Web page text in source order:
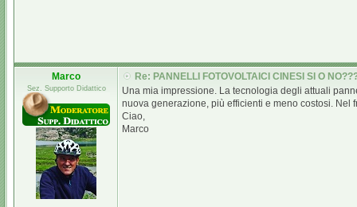
Marco
Sez. Supporto Didattico
Re: PANNELLI FOTOVOLTAICI CINESI SI O
Una mia impressione. La tecnologia degli attuali
nuova generazione, più efficienti e meno costosi. Nel
Ciao,
Marco